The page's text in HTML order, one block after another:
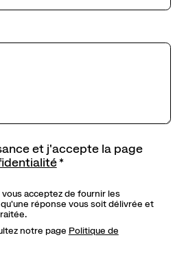
et j'accepte la page
acceptez de fournir les
réponse vous soit délivrée et
notre page Politique de